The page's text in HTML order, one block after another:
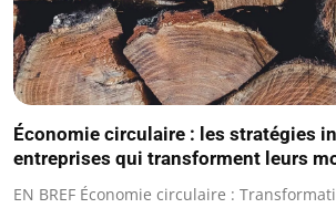
Économie circulaire : les stratégies
entreprises qui transforment leurs
EN BREF Économie circulaire :